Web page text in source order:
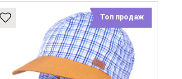
Топ продаж